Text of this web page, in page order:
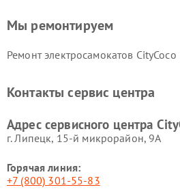
Мы ремонтируем
Ремонт электросамокатов CityCoco
Контакты сервис центра
Адрес сервисного центра
г. Липецк, 15-й микрорайон, 9А
Горячая линия:
+7 (800) 301-55-83